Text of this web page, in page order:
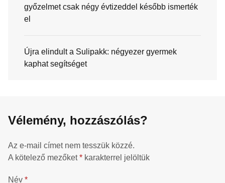
győzelmet csak négy évtizeddel később ismerték
el
Újra elindult a Sulipakk: négyezer gyermek
kaphat segítséget
Vélemény, hozzászólás?
Az e-mail címet nem tesszük közzé.
A kötelező mezőket* karakterrel jelöltük
Név *